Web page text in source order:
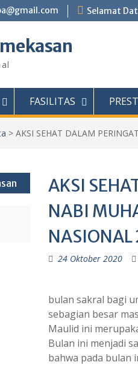
Selamat
FASILITAS
> AKSI SEHAT DALAM
AKSI
NABI
24 Oktober 2020
bulan sakral bagi
sebagian besar
Maulid ini
Bulan ini menjadi
bahwa pada bulan